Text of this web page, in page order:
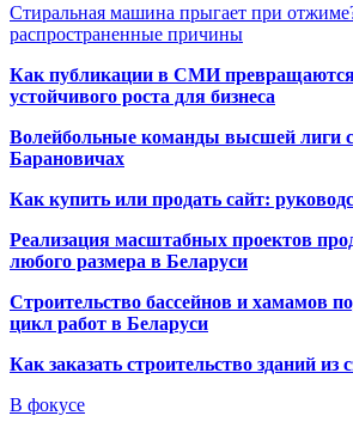
Стиральная машина прыгает при
распространенные причины
Как публикации в СМИ
устойчивого роста для бизнеса
Волейбольные команды высшей лиги
Барановичах
Как купить или продать сайт:
Реализация масштабных проектов
любого размера в Беларуси
Строительство бассейнов и хамамов
цикл работ в Беларуси
Как заказать строительство зданий из
В фокусе